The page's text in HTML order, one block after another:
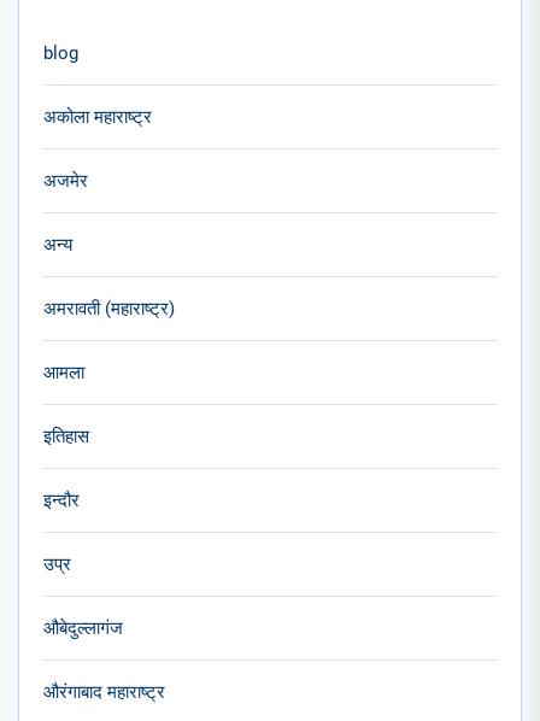
blog
अकोला महाराष्ट्र
अजमेर
अन्य
अमरावती (महाराष्ट्र)
आमला
इतिहास
इन्दौर
उप्र
औबेदुल्लागंज
औरंगाबाद महाराष्ट्र